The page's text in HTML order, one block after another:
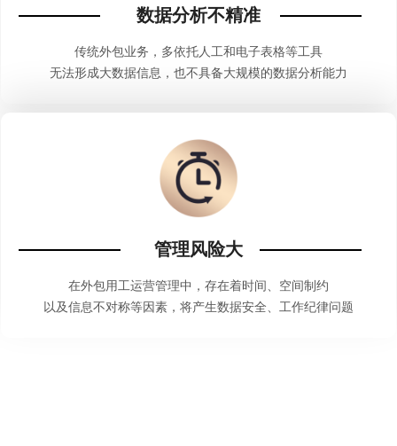
数据分析不精准
传统外包业务，多依托人工和电子表格等工具
无法形成大数据信息，也不具备大规模的数据分析能力
管理风险大
在外包用工运营管理中，存在着时间、空间制约
以及信息不对称等因素，将产生数据安全、工作纪律问题